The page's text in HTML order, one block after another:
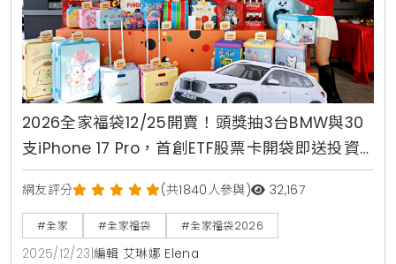
2026全家福袋12/25開賣！頭獎抽3台BMW與30
支iPhone 17 Pro，首創ETF股票卡開袋即送投資
金
網友評分 (共1840人參與) 32,167
#全家 #全家福袋 #全家福袋2026
2025/12/23 編輯 艾琳娜 Elena